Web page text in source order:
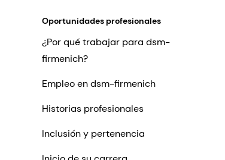
Oportunidades profesionales
¿Por qué trabajar para dsm-
firmenich?
Empleo en dsm-firmenich
Historias profesionales
Inclusión y pertenencia